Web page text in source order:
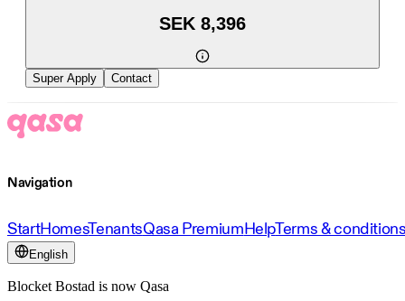
SEK 8,396
Super Apply Contact
Navigation
StartHomesTenantsQasa PremiumHelpTerms &
English
Blocket Bostad is now Qasa